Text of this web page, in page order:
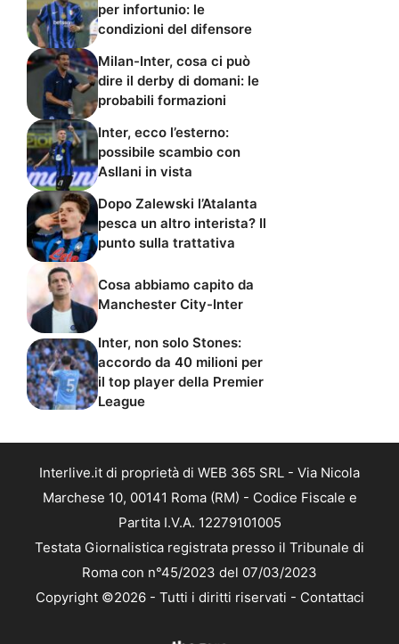
per infortunio: le
condizioni del difensore
Milan-Inter, cosa ci può
dire il derby di domani: le
probabili formazioni
Inter, ecco l’esterno:
possibile scambio con
Asllani in vista
Dopo Zalewski l’Atalanta
pesca un altro interista? Il
punto sulla trattativa
Cosa abbiamo capito da
Manchester City-Inter
Inter, non solo Stones:
accordo da 40 milioni per
il top player della Premier
League
Interlive.it di proprietà di WEB 365 SRL - Via Nicola
Marchese 10, 00141 Roma (RM) - Codice Fiscale e
Partita I.V.A. 12279101005
Testata Giornalistica registrata presso il Tribunale di
Roma con n°45/2023 del 07/03/2023
Copyright ©2026 - Tutti i diritti riservati - Contattaci